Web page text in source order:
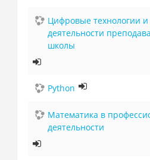
Цифровые технологии
деятельности
школы
Python
Математика в
деятельности